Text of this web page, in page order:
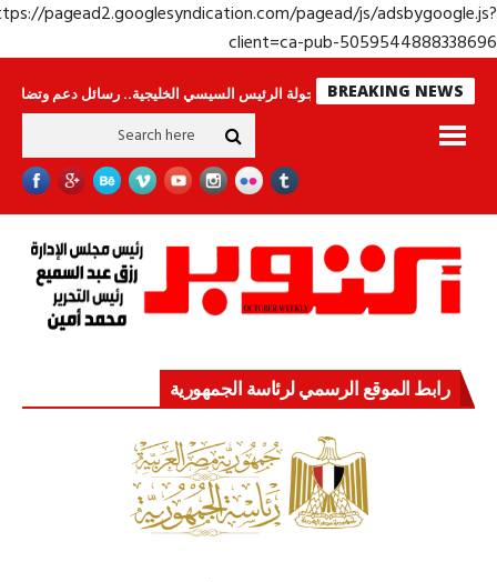
https://pagead2.googlesyndication.com/pagead/js/
client=ca-pub-
BREAKING NEWS
لا ينامون جولة الرئيس السيسي الخليجية.. رسائل دعم وتضامن للأشقاء
رابط الموقع الرسمي لرئاسة الجمهورية